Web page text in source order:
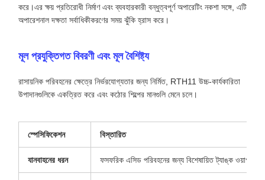
করে।এর ক্ষয় প্রতিরোধী নির্মাণ এবং ব্যবহারকারী বন্ধুত্বপূর্ণ অপারেটিং নকশা সঙ্গে, এটি
অপারেশনাল দক্ষতা সর্বাধিকীকরণের সময় ঝুঁকি হ্রাস করে।
মূল প্রযুক্তিগত বিবরণী এবং মূল বৈশিষ্ট্য
রাসায়নিক পরিবহনের ক্ষেত্রে নির্ভরযোগ্যতার জন্য নির্মিত, RTH11 উচ্চ-কার্যকারিতা
উপাদানগুলিকে একত্রিত করে এবং কঠোর শিল্পের মানগুলি মেনে চলে।
স্পেসিফিকেশন বিস্তারিত
যানবাহনের ধরন ফসফরিক এসিড পরিবহনের জন্য বিশেষায়িত ট্যাঙ্ক ওয়াগন